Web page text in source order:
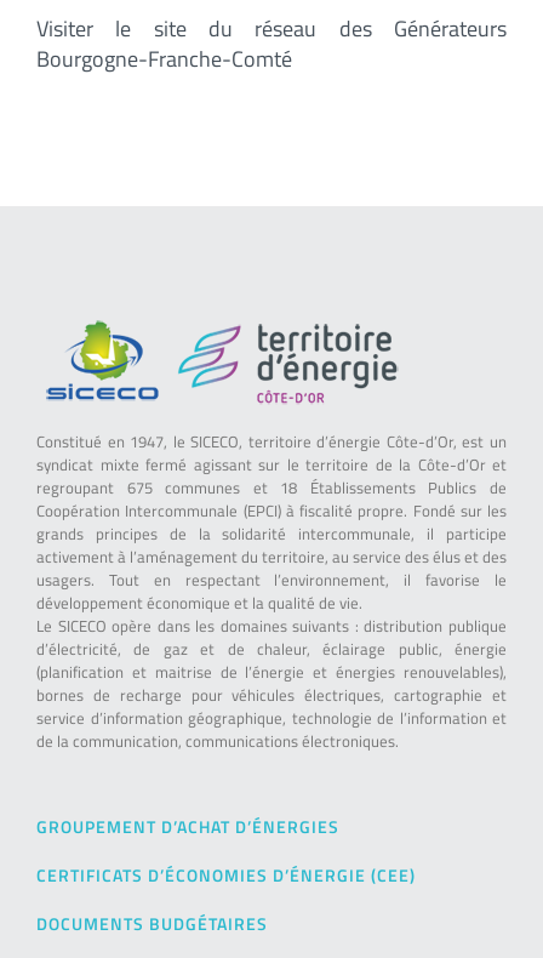
Visiter le site du réseau des Générateurs
Bourgogne-Franche-Comté
Constitué en 1947, le SICECO, territoire d’énergie Côte-d’Or, est un
syndicat mixte fermé agissant sur le territoire de la Côte-d’Or et
regroupant 675 communes et 18 Établissements Publics de
Coopération Intercommunale (EPCI) à fiscalité propre. Fondé sur les
grands principes de la solidarité intercommunale, il participe
activement à l’aménagement du territoire, au service des élus et des
usagers. Tout en respectant l’environnement, il favorise le
développement économique et la qualité de vie.
Le SICECO opère dans les domaines suivants : distribution publique
d’électricité, de gaz et de chaleur, éclairage public, énergie
(planification et maitrise de l’énergie et énergies renouvelables),
bornes de recharge pour véhicules électriques, cartographie et
service d’information géographique, technologie de l’information et
de la communication, communications électroniques.
GROUPEMENT D’ACHAT D’ÉNERGIES
CERTIFICATS D’ÉCONOMIES D’ÉNERGIE (CEE)
DOCUMENTS BUDGÉTAIRES